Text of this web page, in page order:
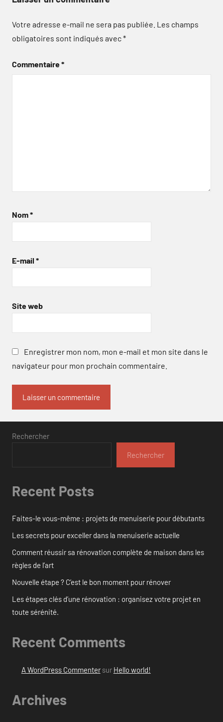
Votre adresse e-mail ne sera pas publiée. Les champs
obligatoires sont indiqués avec*
Commentaire*
Nom*
E-mail *
Site web
Enregistrer mon nom, mon e-mail et mon site dans le
navigateur pour mon prochain commentaire.
Rechercher
Rechercher
Recent Posts
Faites-le vous-même : projets de menuiserie pour débutants
Les secrets pour exceller dans la menuiserie actuelle
Comment réussir sa rénovation complète de maison dans les
règles de l’art
Nouvelle étape ? C’est le bon moment pour rénover
Les étapes clés d’une rénovation : organisez votre projet en
toute sérénité.
Recent Comments
A WordPress Commentersur Hello world!
Archives